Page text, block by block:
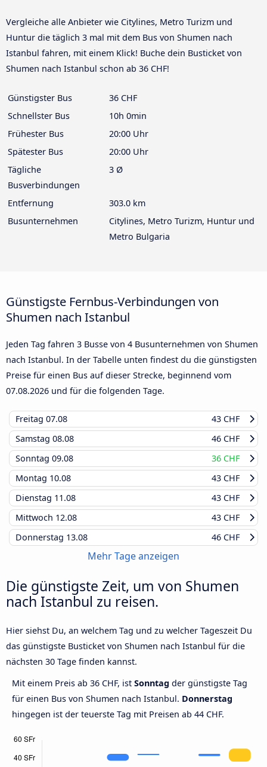
Vergleiche alle Anbieter wie Citylines, Metro Turizm und
Huntur die täglich 3 mal mit dem Bus von Shumen nach
Istanbul fahren, mit einem Klick! Buche dein Busticket von
Shumen nach Istanbul schon ab 36 CHF!
Günstigster Bus
36 CHF
Schnellster Bus
10h 0min
Frühester Bus
20:00 Uhr
Spätester Bus
20:00 Uhr
Tägliche
Busverbindungen
3 Ø
Entfernung
303.0 km
Busunternehmen
Citylines, Metro Turizm, Huntur und
Metro Bulgaria
Günstigste Fernbus-Verbindungen von
Shumen nach Istanbul
Jeden Tag fahren 3 Busse von 4 Busunternehmen von Shumen
nach Istanbul. In der Tabelle unten findest du die günstigsten
Preise für einen Bus auf dieser Strecke, beginnend vom
07.08.2026 und für die folgenden Tage.
Freitag 07.08
43 CHF
Samstag 08.08
46 CHF
Sonntag 09.08
36 CHF
Montag 10.08
43 CHF
Dienstag 11.08
43 CHF
Mittwoch 12.08
43 CHF
Donnerstag 13.08 46 CHF
Mehr Tage anzeigen
Die günstigste Zeit, um von Shumen
nach Istanbul zu reisen.
Hier siehst Du, an welchem Tag und zu welcher Tageszeit Du
das günstigste Busticket von Shumen nach Istanbul für die
nächsten 30 Tage finden kannst.
Mit einem Preis ab 36 CHF, ist Sonntag der günstigste Tag
für einen Bus von Shumen nach Istanbul. Donnerstag
hingegen ist der teuerste Tag mit Preisen ab 44 CHF.